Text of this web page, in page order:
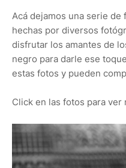
Acá dejamos una serie
hechas por diversos
disfrutar los amantes de
negro para darle ese
estas fotos y pueden
Click en las fotos para ver